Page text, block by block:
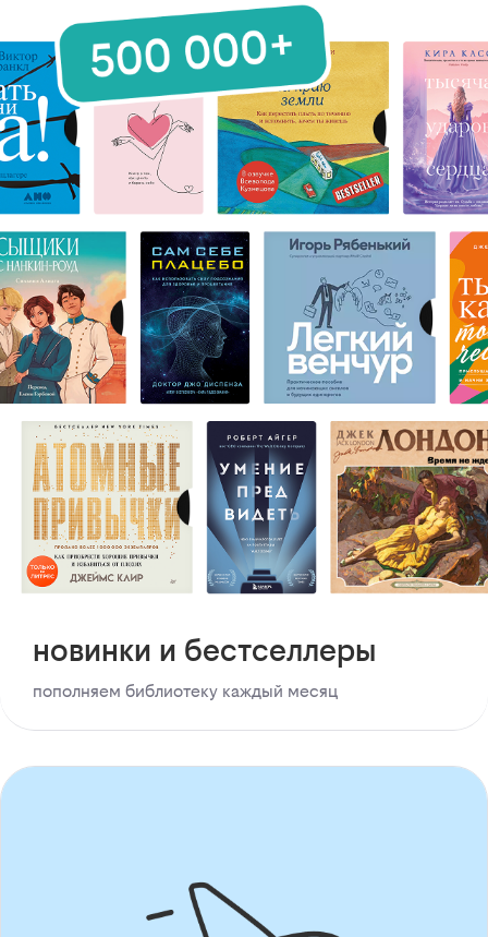
новинки и бестселлеры
пополняем библиотеку каждый месяц